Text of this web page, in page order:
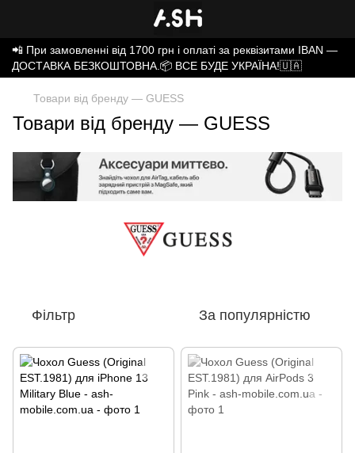
📲 При замовленні від 1700 грн і оплаті за реквізитами IBAN —
ДОСТАВКА БЕЗКОШТОВНА.📦 ВСЕ БУДЕ УКРАЇНА!🇺🇦
Товари від бренду — GUESS
Товари від бренду — GUESS
Фільтр За популярністю